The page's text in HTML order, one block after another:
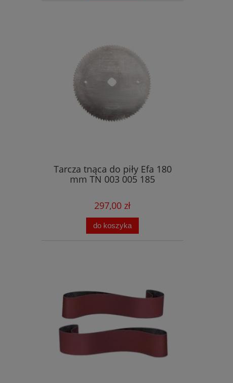
Tarcza tnąca do piły Efa 180
mm TN 003 005 185
297,00 zł
do koszyka